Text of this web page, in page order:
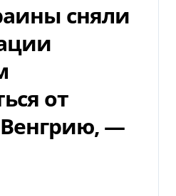
сняли
от
—